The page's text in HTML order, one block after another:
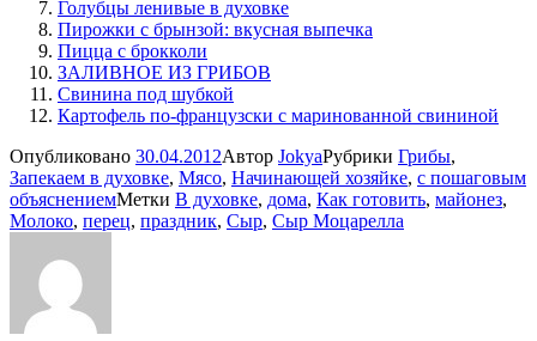
Голубцы ленивые в духовке
Пирожки с брынзой: вкусная выпечка
Пицца с брокколи
ЗАЛИВНОЕ ИЗ ГРИБОВ
Свинина под шубкой
Картофель по-французски с маринованной свининой
Опубликовано 30.04.2012Автор JokyaРубрики Грибы,
Запекаем в духовке, Мясо, Начинающей хозяйке, с пошаговым
объяснениемМетки В духовке, дома, Как готовить, майонез,
Молоко, перец, праздник, Сыр, Сыр Моцарелла